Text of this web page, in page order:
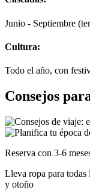
Junio - Septiembre
Cultura:
Todo el año, con
Consejos
Reserva con 3-6
Lleva ropa para todas
y otoño